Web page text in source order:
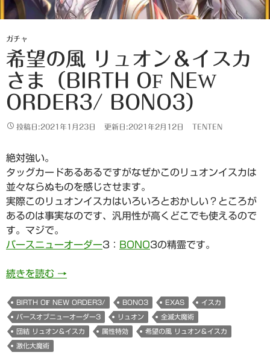
ガチャ
希望の風 リュオン＆イスカ
さま（BIRTH OF NEW
ORDER3/ BONO3）
投稿日:2021年1月23日 更新日:2021年2月12日 TENTEN
絶対強い。
タッグカードあるあるですがなぜかこのリュオンイスカは
並々ならぬものを感じさせます。
実際このリュオンイスカはいろいろとおかしい？ところが
あるのは事実なのです、汎用性が高くどこでも使えるので
す。マジで。
バースニューオーダー3： BONO3の精霊です。
続きを読む 希望の風 リュオン＆イスカさま（Birth Of
→
BIRTH OF NEW ORDER3/ BONO3 EXAS イスカ
バースオブニューオーダー3 リュオン 全滅大魔術
団結 リュオン＆イスカ 属性特効 希望の風 リュオン＆イスカ
激化大魔術